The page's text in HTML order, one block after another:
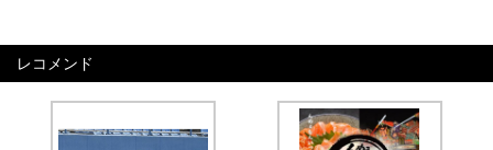
レコメンド